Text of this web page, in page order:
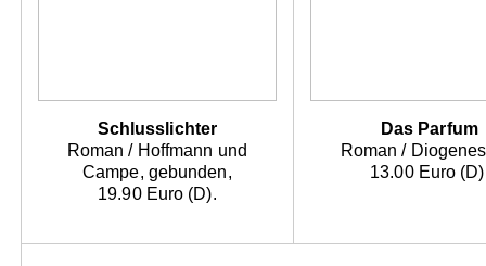
Schlusslichter
Roman / Hoffmann und
Campe, gebunden,
19.90 Euro (D).
Das Parfum
Roman /
13.00 Euro